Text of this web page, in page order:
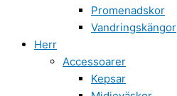
Promenadskor
Vandringskängor
Herr
Accessoarer
Kepsar